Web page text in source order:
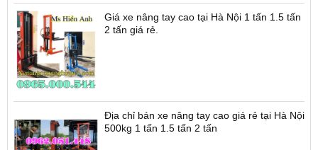
Giá xe nâng tay cao tại Hà Nội 1 tấn 1.5 tấn
2 tấn giá rẻ.
Địa chỉ bán xe nâng tay cao giá rẻ tại Hà Nội
500kg 1 tấn 1.5 tấn 2 tấn